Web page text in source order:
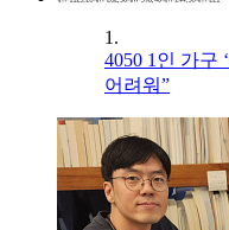
1.
4050 1인 가구
어려워”